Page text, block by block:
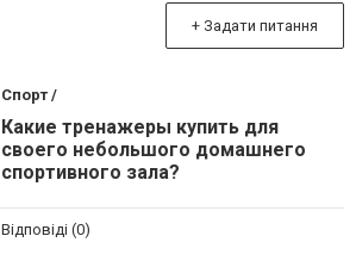
+ Задати питання
Спорт /
Какие тренажеры купить для
своего небольшого домашнего
спортивного зала?
Відповіді (0)